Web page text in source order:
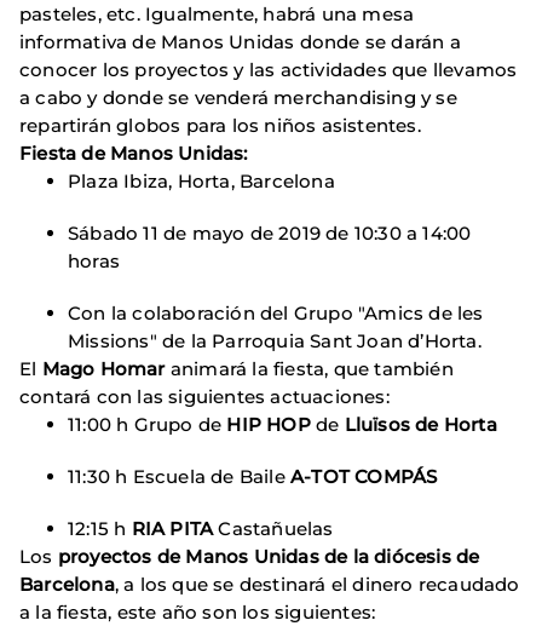
pasteles, etc. Igualmente, habrá una mesa
informativa de Manos Unidas donde se darán a
conocer los proyectos y las actividades que llevamos
a cabo y donde se venderá merchandising y se
repartirán globos para los niños asistentes.
Fiesta de Manos Unidas:
Plaza Ibiza, Horta, Barcelona
Sábado 11 de mayo de 2019 de 10:30 a 14:00
horas
Con la colaboración del Grupo "Amics de les
Missions" de la Parroquia Sant Joan d’Horta.
El Mago Homaranimará la fiesta, que también
contará con las siguientes actuaciones:
11:00 h Grupo de HIP HOPde Lluïsos de Horta
11:30 h Escuela de Baile A-TOT COMPÁS
12:15 h RIA PITACastañuelas
Los proyectos de Manos Unidas de la diócesis de
Barcelona, ​​a los que se destinará el dinero recaudado
a la fiesta, este año son los siguientes: